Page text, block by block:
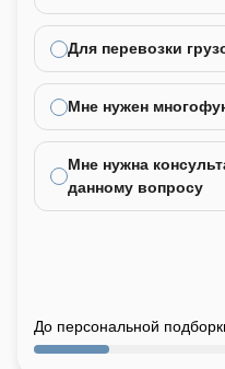
Для перевозки
Мне нужен
Мне нужна
данному вопросу
До персональной